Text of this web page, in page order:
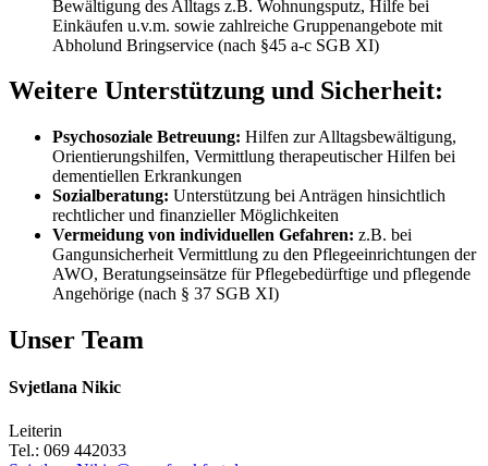
Bewältigung des Alltags z.B. Wohnungsputz, Hilfe bei
Einkäufen u.v.m. sowie zahlreiche Gruppenangebote mit
Abholund Bringservice (nach §45 a-c SGB XI)
Weitere Unterstützung und Sicherheit:
Psychosoziale Betreuung: Hilfen zur Alltagsbewältigung,
Orientierungshilfen, Vermittlung therapeutischer Hilfen bei
dementiellen Erkrankungen
Sozialberatung: Unterstützung bei Anträgen hinsichtlich
rechtlicher und finanzieller Möglichkeiten
Vermeidung von individuellen Gefahren: z.B. bei
Gangunsicherheit Vermittlung zu den Pflegeeinrichtungen der
AWO, Beratungseinsätze für Pflegebedürftige und pflegende
Angehörige (nach § 37 SGB XI)
Unser Team
Svjetlana Nikic
Leiterin
Tel.: 069 442033